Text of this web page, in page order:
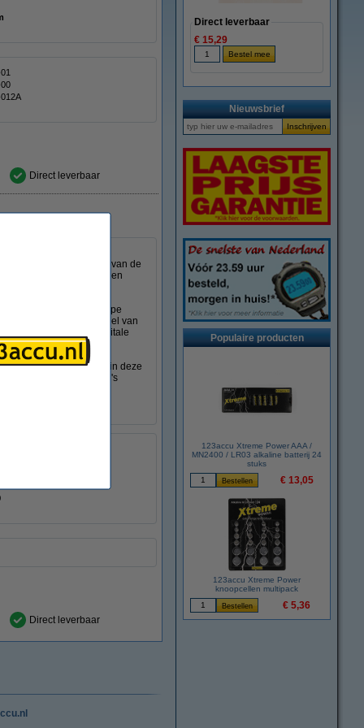
Direct leverbaar
accu's van camera's,
de accu in de houder van de
van de auto te worden
batterijen van het type
van stroom door middel van
digitale camera en digitale
zodat bijna elke accu in deze
en kan het defecte accu's
gebruikt kan worden.
Direct leverbaar
Direct leverbaar
€ 15,29
Nieuwsbrief
Populaire producten
123accu Xtreme Power AAA /
MN2400 / LR03 alkaline batterij 24
stuks
€ 13,05
123accu Xtreme Power
knoopcellen multipack
€ 5,36